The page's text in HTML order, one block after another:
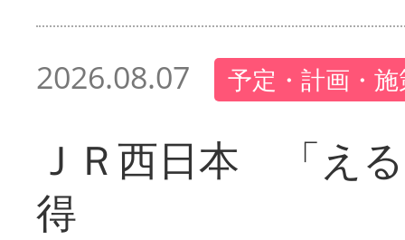
2026.08.07 予定・計画・
ＪＲ西日本 「え
得